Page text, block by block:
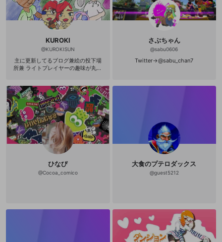
KUROKI
@KUROKISUN
主に更新してるブログ兼絵の投下場
所兼 ライトプレイヤーの趣味が丸わ
っつり絡んでくる人大好きで有名なK
UROKIさんやで さいきんepicクリ
エイターになりました「KUROKI-SU
N」 ここにいないときはここで配信y
outube＾ｍ＾つ https://www.youtu
be.com/channel/UCzNuFckmnsT9K
UxIeH9oIRw ゲームの腕は「あんま
りうまくないけど、のみこみははや
い」程度の ライトプレイヤーを自称
信してない時はよそ配信してっかも
だけど、 まあみんな見てくれる方に
がライトプレイヤーらしさだ！・
さぶちゃん
@sabu0606
Twitter→@sabu_chan7
ひなぴ
@Cocoa_comico
大食のプテロダックス
@guest5212